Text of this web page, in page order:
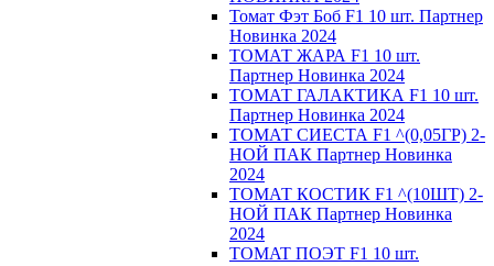
Томат Фэт Боб F1 10 шт. Партнер
Новинка 2024
ТОМАТ ЖАРА F1 10 шт.
Партнер Новинка 2024
ТОМАТ ГАЛАКТИКА F1 10 шт.
Партнер Новинка 2024
ТОМАТ СИЕСТА F1 ^(0,05ГР) 2-
НОЙ ПАК Партнер Новинка
2024
ТОМАТ КОСТИК F1 ^(10ШТ) 2-
НОЙ ПАК Партнер Новинка
2024
TOMAT ПOЭT F1 10 шт.